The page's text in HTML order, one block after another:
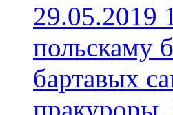
29.05.2019
польскаму
бартавых
пракуроры,